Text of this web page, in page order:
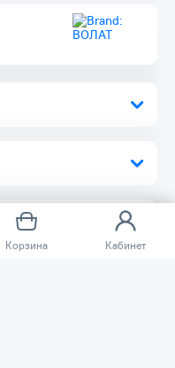
Корзина Кабинет